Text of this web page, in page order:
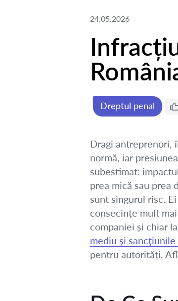
24.05.2026
Dreptul penal
Dragi antreprenori,
normă, iar
subestimat:
prea mică sau prea
sunt singurul risc.
consecințe mult
companiei și chiar
mediu și
pentru autorități.